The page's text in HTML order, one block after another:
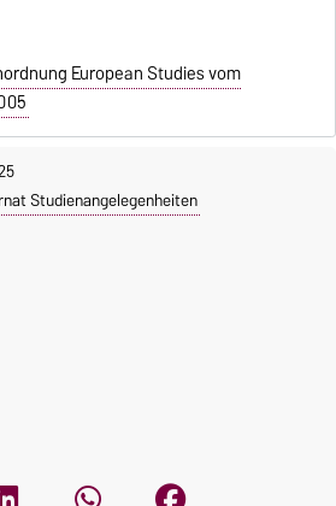
European Studies vom
Studienangelegenheiten